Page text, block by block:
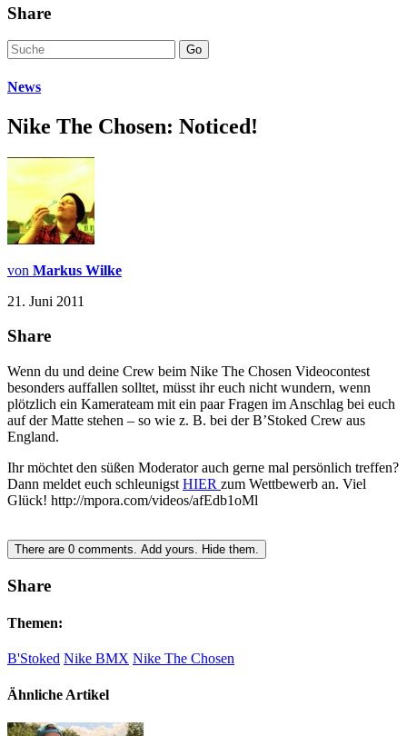
Share
Go
News
Nike The Chosen: Noticed!
von Markus Wilke
21. Juni 2011
Share
Wenn du und deine Crew beim Nike The Chosen Videocontest
besonders auffallen solltet, müsst ihr euch nicht wundern, wenn
plötzlich ein Kamerateam mit ein paar Fragen im Anschlag bei euch
auf der Matte stehen – so wie z. B. bei der B’Stoked Crew aus
England.
Ihr möchtet den süßen Moderator auch gerne mal persönlich treffen?
Dann meldet euch schleunigst HIER zum Wettbewerb an. Viel
Glück! http://mpora.com/videos/afEdb1oMl
There are 0 comments. Add yours. Hide them.
Share
Themen:
B'Stoked Nike BMX Nike The Chosen
Ähnliche Artikel